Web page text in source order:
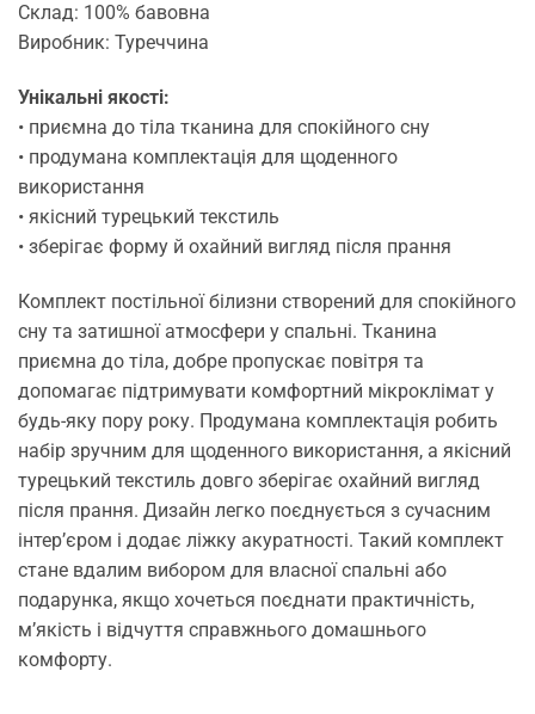
Склад: 100% бавовна
Виробник: Туреччина
Унікальні якості:
• приємна до тіла тканина для спокійного сну
• продумана комплектація для щоденного
використання
• якісний турецький текстиль
• зберігає форму й охайний вигляд після прання
Комплект постільної білизни створений для спокійного
сну та затишної атмосфери у спальні. Тканина
приємна до тіла, добре пропускає повітря та
допомагає підтримувати комфортний мікроклімат у
будь-яку пору року. Продумана комплектація робить
набір зручним для щоденного використання, а якісний
турецький текстиль довго зберігає охайний вигляд
після прання. Дизайн легко поєднується з сучасним
інтер’єром і додає ліжку акуратності. Такий комплект
стане вдалим вибором для власної спальні або
подарунка, якщо хочеться поєднати практичність,
м’якість і відчуття справжнього домашнього
комфорту.